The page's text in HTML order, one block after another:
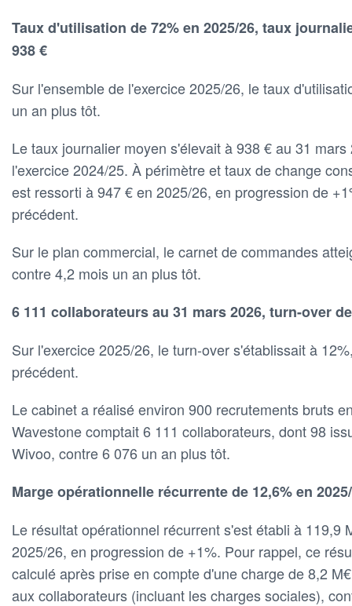
Taux d'utilisation de 72% en 2025/26, taux
938 €
Sur l'ensemble de l'exercice 2025/26, le taux
un an plus tôt.
Le taux journalier moyen s'élevait à 938 € au 31
l'exercice 2024/25. À périmètre et taux de change
est ressorti à 947 € en 2025/26, en progression de
précédent.
Sur le plan commercial, le carnet de commandes
contre 4,2 mois un an plus tôt.
6 111 collaborateurs au 31 mars 2026, turn-over
Sur l'exercice 2025/26, le turn-over s'établissait à
précédent.
Le cabinet a réalisé environ 900 recrutements bruts
Wavestone comptait 6 111 collaborateurs, dont 98
Wivoo, contre 6 076 un an plus tôt.
Marge opérationnelle récurrente de 12,6% en
Le résultat opérationnel récurrent s'est établi à 119,9
2025/26, en progression de +1%. Pour rappel, ce
calculé après prise en compte d'une charge de 8,2
aux collaborateurs (incluant les charges sociales),